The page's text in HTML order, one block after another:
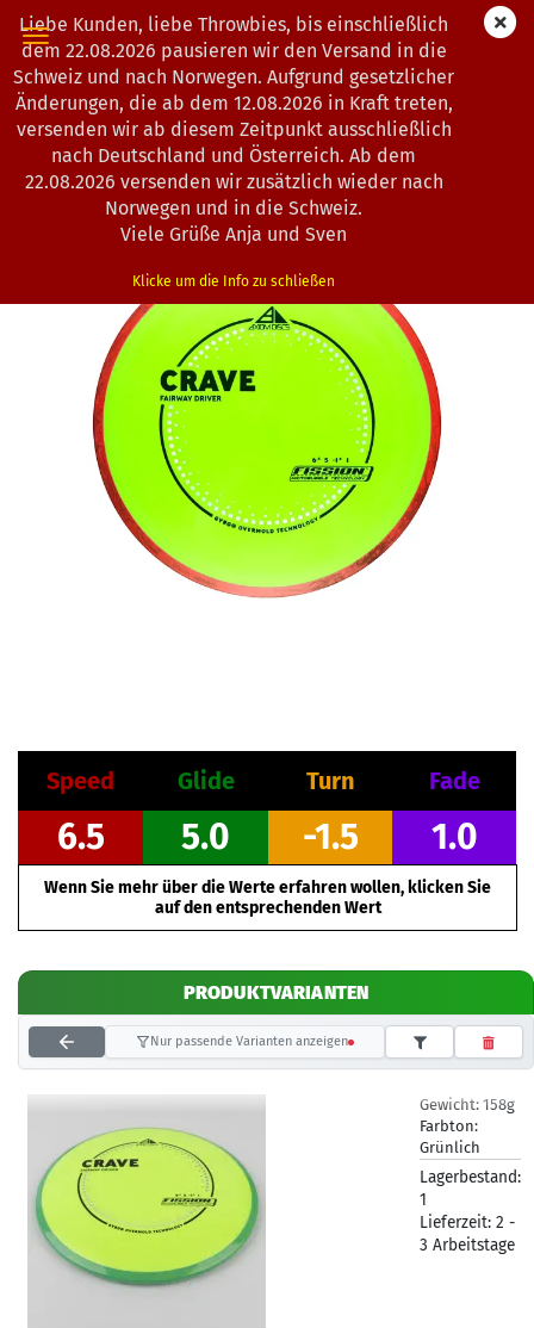
Liebe Kunden, liebe Throwbies, bis einschließlich
dem 22.08.2026 pausieren wir den Versand in die
Schweiz und nach Norwegen. Aufgrund gesetzlicher
Änderungen, die ab dem 12.08.2026 in Kraft treten,
versenden wir ab diesem Zeitpunkt ausschließlich
nach Deutschland und Österreich. Ab dem
22.08.2026 versenden wir zusätzlich wieder nach
Norwegen und in die Schweiz.
Viele Grüße Anja und Sven
Klicke um die Info zu schließen
« Erster « zurück weiter »
Letzter »
Artikel in dieser Kategorie
Axiom Discs | Crave | Fission
1203198 )
Speed Glide Turn Fade
6.5 5.0 -1.5 1.0
Wenn Sie mehr über die Werte erfahren wollen, klicken Sie
auf den entsprechenden Wert
PRODUKTVARIANTEN
Nur passende Varianten anzeigen
Gewicht: 158g
Farbton:
Grünlich
Lagerbestand:
1
Lieferzeit: 2 -
3 Arbeitstage